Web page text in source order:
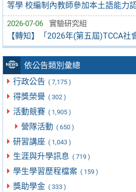
等學 校編制內教師參加本土語能力
2026-07-06 實驗研究組
【轉知】「2026年(第五屆)TCCA
依公告類別彙總
行政公告 ( 7,175 )
得獎榮譽 ( 302 )
活動競賽 ( 1,905 )
營隊活動 ( 650 )
研習講座 ( 1,043 )
生涯與升學訊息 ( 719 )
學生學習歷程檔案 ( 159 )
獎助學金 ( 333 )